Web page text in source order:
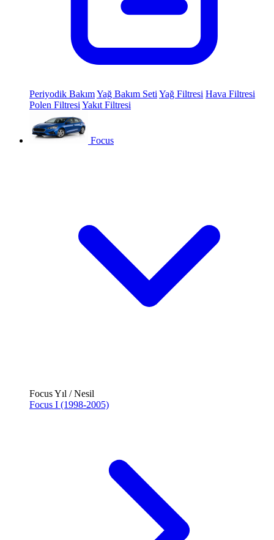
Periyodik BakımYağ Bakım Seti Yağ Filtresi Hava Filtresi
Polen Filtresi Yakıt Filtresi
Focus
Focus Yıl / Nesil
Focus I (1998-2005)